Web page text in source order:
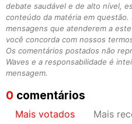
debate saudável e de alto nível,
conteúdo da matéria em questão.
mensagens que atenderem a
você concorda com nossos
Os comentários postados não
Waves e a responsabilidade é
mensagem.
0 comentários
Mais votados Mais